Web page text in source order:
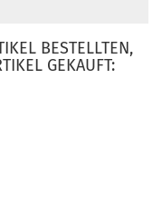
BESTELLTEN,
GEKAUFT: